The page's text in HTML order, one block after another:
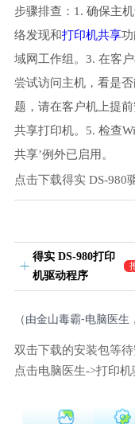
步骤排查：1. 确保主
络发现和打印机共享
域网工作组。3. 在客户
尝试访问主机，看是
题，请在客户机上提
共享打印机。5. 检查
共享’例外已启用。
点击下载得实 DS-980
得实 DS-980打印
机驱动程序
（由金山毒霸-电脑医生
双击下载的安装包等
点击电脑医生->打印机